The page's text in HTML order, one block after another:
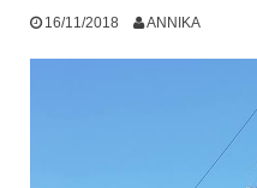
16/11/2018 ANNIKA